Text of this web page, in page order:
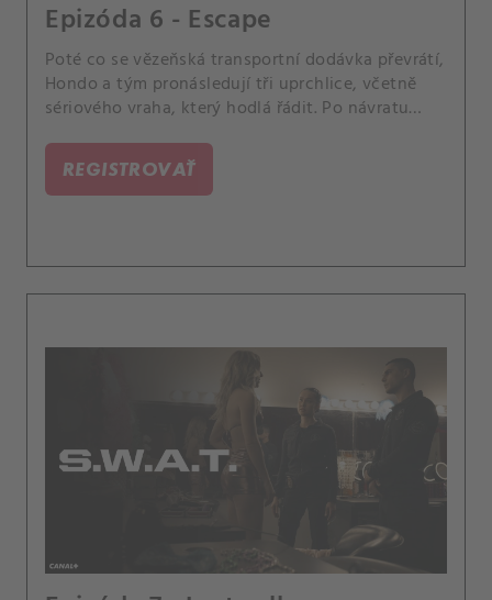
Epizóda 6 - Escape
Poté co se vězeňská transportní dodávka převrátí,
Hondo a tým pronásledují tři uprchlice, včetně
sériového vraha, který hodlá řádit. Po návratu
mezi pracovním a soukromým životem a Luca se
snaží naučit Kelly řídit.
REGISTROVAŤ